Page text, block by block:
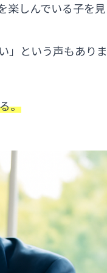
楽しんでいる子を見
」という声もありま
。